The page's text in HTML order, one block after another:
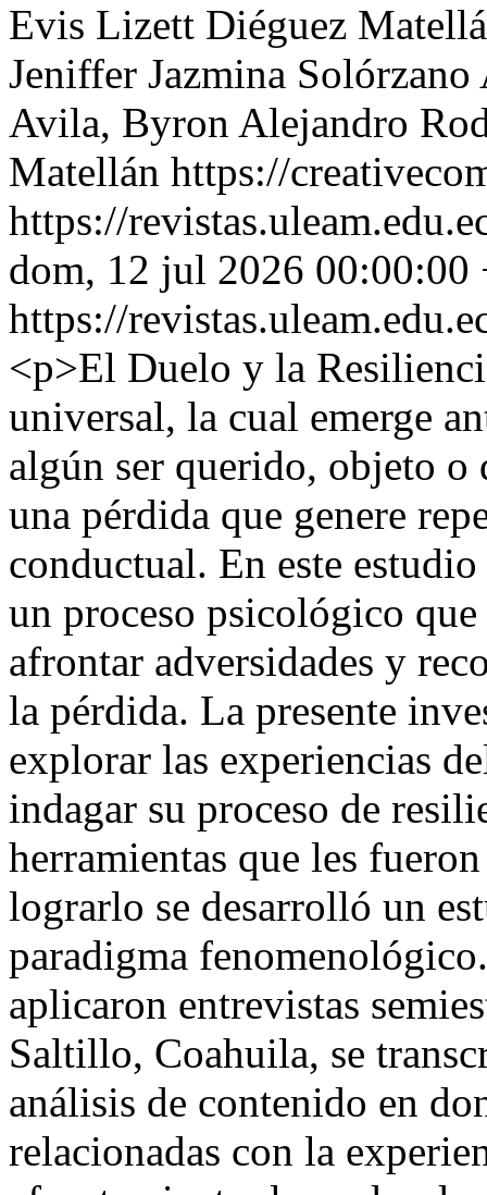
Evis Lizett Diéguez
Jeniffer Jazmina
Avila, Byron Alejandro
Matellán https://
https://
dom, 12 jul 2026 00:00:00
https://
<p>El Duelo y la
universal, la cual emerge
algún ser querido, objeto o
una pérdida que genere
conductual. En este
un proceso psicológico que
afrontar adversidades y
la pérdida. La presente
explorar las experiencias
indagar su proceso de
herramientas que les
lograrlo se desarrolló un
paradigma
aplicaron entrevistas
Saltillo, Coahuila, se
análisis de contenido en
relacionadas con la